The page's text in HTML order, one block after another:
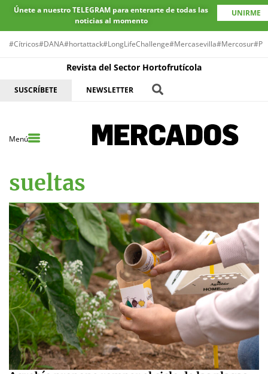
Únete a nuestro TELEGRAM para enterarte de todas las
noticias al momento
UNIRME
#Cítricos#DANA#hortattack#LongLifeChallenge#Mercasevilla#Mercosur
Revista del Sector Hortofrutícola
SUSCRÍBETE NEWSLETTER
Menú
sueltas